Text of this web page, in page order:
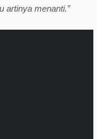
artinya menanti.”